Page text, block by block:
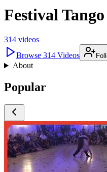
Festival
314 videos
Browse 314 Videos
About
Popular